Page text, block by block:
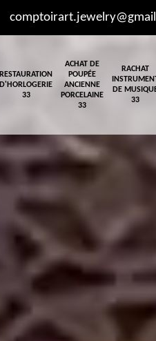
RESTAURATION
D'HORLOGERIE
33
ACHAT DE
POUPÉE
ANCIENNE
PORCELAINE
33
RACHAT
DE
33